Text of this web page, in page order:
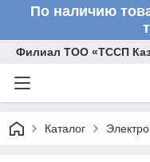
По наличию
Филиал ТОО «ТССП
Каталог